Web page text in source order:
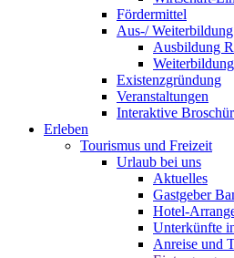
Fördermittel
Aus-/ Weiterbildung
Ausbildung
Existenzgründung
Veranstaltungen
Interaktive
Erleben
Tourismus und Freizeit
Urlaub bei uns
Aktuelles
Gastgeber
Hotel-
Unterkünfte
Anreise und